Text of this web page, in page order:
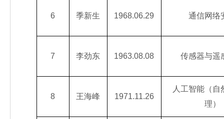
6 季新生 1968.06.29 通信网络
7 李劲东 1963.08.08 传感器与遥
8 王海峰 1971.11.26
人工智能（自
理）